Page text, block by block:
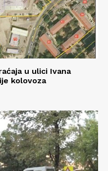
u ulici Ivana
kolovoza